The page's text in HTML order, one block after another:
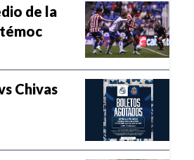
de la
Chivas